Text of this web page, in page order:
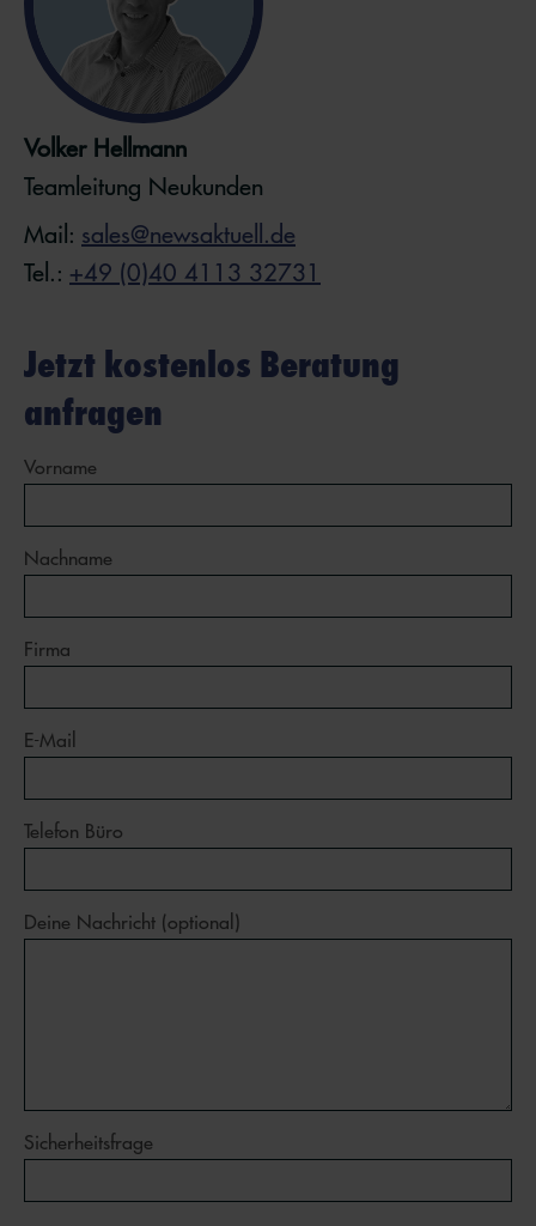
Volker Hellmann
Teamleitung Neukunden
Mail: sales@newsaktuell.de
Tel.: +49 (0)40 4113 32731
Jetzt kostenlos Beratung
anfragen
Vorname
Nachname
Firma
E-Mail
Telefon Büro
Deine Nachricht (optional)
Sicherheitsfrage